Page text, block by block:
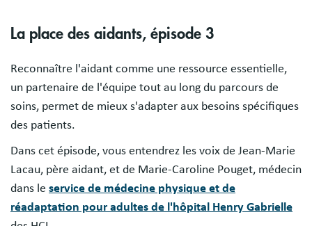
La place des aidants, épisode 3
Reconnaître l'aidant comme une ressource essentielle,
un partenaire de l'équipe tout au long du parcours de
soins, permet de mieux s'adapter aux besoins spécifiques
des patients.
Dans cet épisode, vous entendrez les voix de Jean-Marie
Lacau, père aidant, et de Marie-Caroline Pouget, médecin
dans le service de médecine physique et de
réadaptation pour adultes de l'hôpital Henry Gabrielle